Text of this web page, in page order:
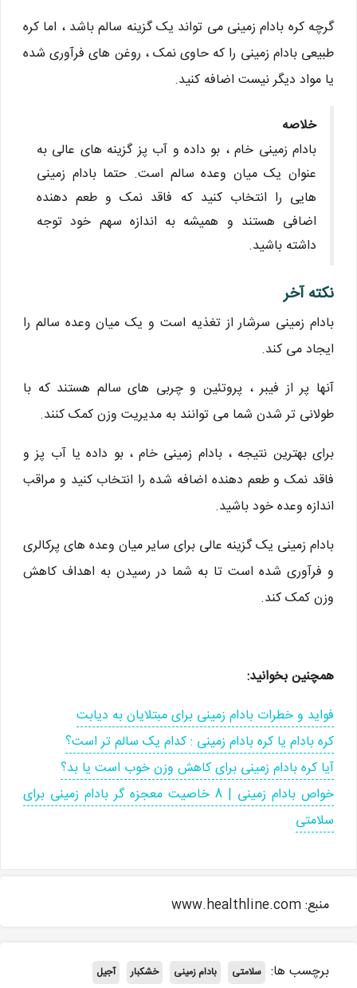
گرچه کره بادام زمینی می تواند یک گزینه سالم باشد ، اما کره
طبیعی بادام زمینی را که حاوی نمک ، روغن های فرآوری شده
یا مواد دیگر نیست اضافه کنید.
خلاصه
بادام زمینی خام ، بو داده و آب پز گزینه های عالی به
عنوان یک میان وعده سالم است. حتما بادام زمینی
هایی را انتخاب کنید که فاقد نمک و طعم دهنده
اضافی هستند و همیشه به اندازه سهم خود توجه
داشته باشید.
نکته آخر
بادام زمینی سرشار از تغذیه است و یک میان وعده سالم را
ایجاد می کند.
آنها پر از فیبر ، پروتئین و چربی های سالم هستند که با
طولانی تر شدن شما می توانند به مدیریت وزن کمک کنند.
برای بهترین نتیجه ، بادام زمینی خام ، بو داده یا آب پز و
فاقد نمک و طعم دهنده اضافه شده را انتخاب کنید و مراقب
اندازه وعده خود باشید.
بادام زمینی یک گزینه عالی برای سایر میان وعده های پرکالری
و فرآوری شده است تا به شما در رسیدن به اهداف کاهش
وزن کمک کند.
همچنین بخوانید:
فواید و خطرات بادام زمینی برای مبتلایان به دیابت
کره بادام یا کره بادام زمینی : کدام یک سالم تر است؟
آیا کره بادام زمینی برای کاهش وزن خوب است یا بد؟
خواص بادام زمینی | 8 خاصیت معجزه گر بادام زمینی برای
سلامتی
منبع: www.healthline.com
برچسب ها: سلامتی بادام زمینی خشکبار آجیل